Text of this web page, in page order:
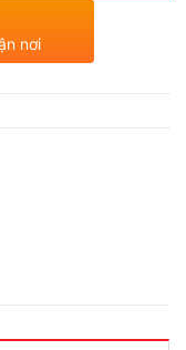
nơi